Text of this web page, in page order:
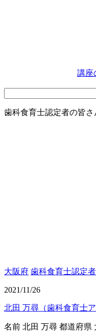
講座
歯科食育士認定者の皆さ
大阪府 歯科食育士認定
2021/11/26
北田 万尋（歯科食育士
名前 北田 万尋 都道府県